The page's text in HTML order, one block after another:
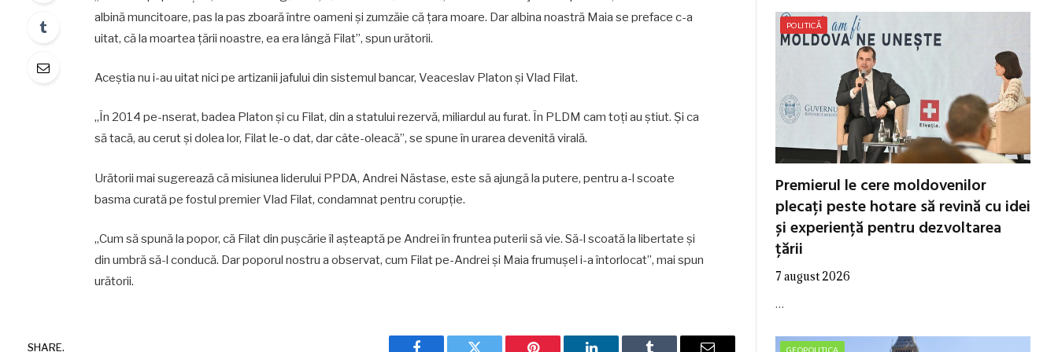
albină muncitoare, pas la pas zboară între oameni şi zumzăie că ţara moare. Dar albina noastră Maia se preface c-a
uitat, că la moartea ţării noastre, ea era lângă Filat”, spun urătorii.
Aceştia nu i-au uitat nici pe artizanii jafului din sistemul bancar, Veaceslav Platon şi Vlad Filat.
„În 2014 pe-nserat, badea Platon şi cu Filat, din a statului rezervă, miliardul au furat. În PLDM cam toţi au ştiut. Şi ca
să tacă, au cerut şi dolea lor, Filat le-o dat, dar câte-oleacă”, se spune în urarea devenită virală.
Urătorii mai sugerează că misiunea liderului PPDA, Andrei Năstase, este să ajungă la putere, pentru a-l scoate
basma curată pe fostul premier Vlad Filat, condamnat pentru corupţie.
„Cum să spună la popor, că Filat din puşcărie îl aşteaptă pe Andrei în fruntea puterii să vie. Să-l scoată la libertate şi
din umbră să-l conducă. Dar poporul nostru a observat, cum Filat pe-Andrei şi Maia frumuşel i-a întorlocat”, mai spun
urătorii.
SHARE.
POLITICĂ
Premierul le cere moldovenilor
plecați peste hotare să revină cu idei
și experiență pentru dezvoltarea
țării
7 august 2026
…
GEOPOLITICA